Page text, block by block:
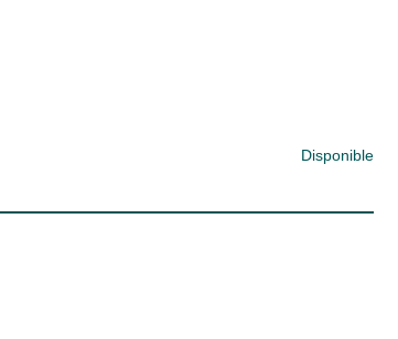
Disponible